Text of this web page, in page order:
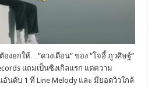
งยกให้…”ดวงเดือน” ของ “โจอี้ ภูวศิษฐ์”
แถมเป็นซิงเกิลแรก แต่ความ
นดับ 1 ที่ Line Melody และ มียอดวิวใกล้